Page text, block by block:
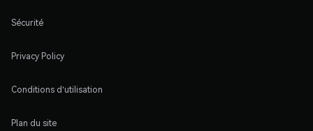
Sécurité
Privacy Policy
Conditions d'utilisation
Plan du site